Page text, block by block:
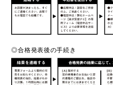
◎合格発表後の手続き